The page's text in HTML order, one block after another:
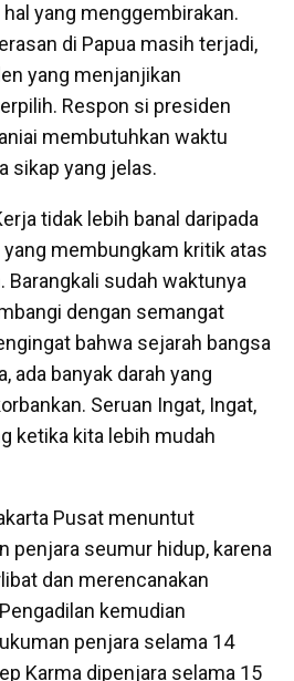
yang menggembirakan.
di Papua masih terjadi,
yang menjanjikan
Respon si presiden
membutuhkan waktu
sikap yang jelas.
tidak lebih banal daripada
membungkam kritik atas
Barangkali sudah waktunya
dengan semangat
bahwa sejarah bangsa
ada banyak darah yang
Seruan Ingat, Ingat,
ketika kita lebih mudah
Pusat menuntut
penjara seumur hidup, karena
dan merencanakan
kemudian
penjara selama 14
Karma dipenjara selama 15